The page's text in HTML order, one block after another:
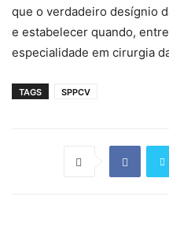
que o verdadeiro desígnio
e estabelecer quando,
especialidade em cirurgia
TAGS SPPCV